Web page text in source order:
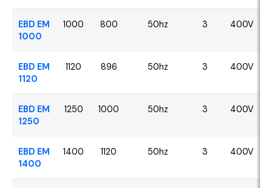
EBD EM
1000
1000 800 50hz 3 400V
EBD EM
1120
1120 896 50hz 3 400V
EBD EM
1250
1250 1000 50hz 3 400V
EBD EM
1400
1400 1120 50hz 3 400V